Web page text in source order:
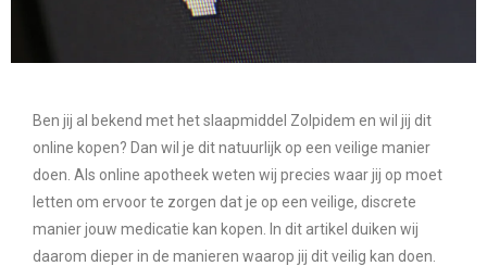
Ben jij al bekend met het slaapmiddel Zolpidem en wil jij dit
online kopen? Dan wil je dit natuurlijk op een veilige manier
doen. Als online apotheek weten wij precies waar jij op moet
letten om ervoor te zorgen dat je op een veilige, discrete
manier jouw medicatie kan kopen. In dit artikel duiken wij
daarom dieper in de manieren waarop jij dit veilig kan doen.